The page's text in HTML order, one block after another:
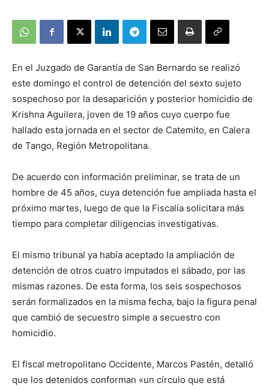
En el Juzgado de Garantía de San Bernardo se realizó
este domingo el control de detención del sexto sujeto
sospechoso por la desaparición y posterior homicidio de
Krishna Aguilera, joven de 19 años cuyo cuerpo fue
hallado esta jornada en el sector de Catemito, en Calera
de Tango, Región Metropolitana.
De acuerdo con información preliminar, se trata de un
hombre de 45 años, cuya detención fue ampliada hasta el
próximo martes, luego de que la Fiscalía solicitara más
tiempo para completar diligencias investigativas.
El mismo tribunal ya había aceptado la ampliación de
detención de otros cuatro imputados el sábado, por las
mismas razones. De esta forma, los seis sospechosos
serán formalizados en la misma fecha, bajo la figura penal
que cambió de secuestro simple a secuestro con
homicidio.
El fiscal metropolitano Occidente, Marcos Pastén, detalló
que los detenidos conforman «un círculo que está